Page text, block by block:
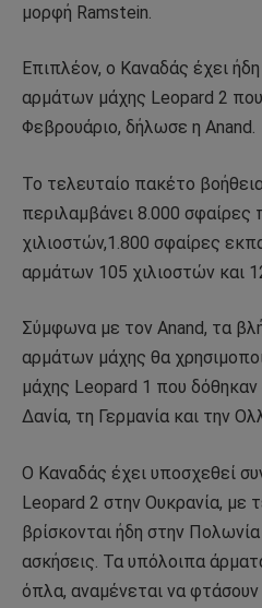
μορφή Ramstein.
Επιπλέον, ο Καναδάς έχει
αρμάτων μάχης Leopard 2
Φεβρουάριο, δήλωσε η Anand.
Το τελευταίο πακέτο
περιλαμβάνει 8.000 σφαίρες
χιλιοστών,1.800 σφαίρες
αρμάτων 105 χιλιοστών και
Σύμφωνα με τον Anand, τα
αρμάτων μάχης θα
μάχης Leopard 1 που
Δανία, τη Γερμανία και την
Ο Καναδάς έχει υποσχεθεί
Leopard 2 στην Ουκρανία, με
βρίσκονται ήδη στην
ασκήσεις. Τα υπόλοιπα
όπλα, αναμένεται να φτάσουν